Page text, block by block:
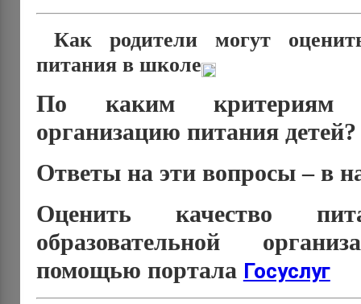
Как родители могут
питания в школе
По каким критериям
организацию питания детей?
Ответы на эти вопросы – в
Оценить качество
образовательной
помощью портала Госуслуг